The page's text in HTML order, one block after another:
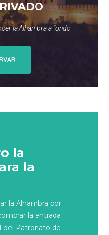
la Alhambra a fondo
la
la
la Alhambra por
la entrada
del Patronato de